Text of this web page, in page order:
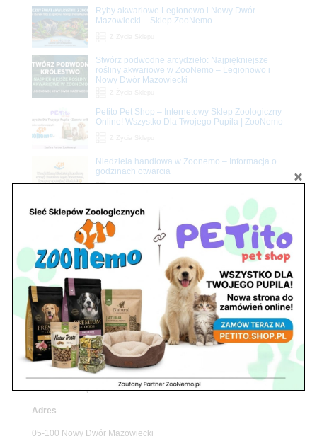
Ryby akwariowe Legionowo i Nowy Dwór
Mazowiecki – Sklep ZooNemo
Stwórz podwodne arcydzieło: Najpiękniejsze
rośliny akwariowe w ZooNemo – Legionowo i
Nowy Dwór Mazowiecki
Petito Pet Shop – Internetowy Sklep Zoologiczny
Online! Wszystko Dla Twojego Pupila | ZooNemo
Niedziela handlowa w Zoonemo – Informacja o
godzinach otwarcia
Znajdź nas
Adres
05-120 Legionowo
ul. Piłsudskiego 31,
pawilon 134
tel./fax. 22 784 71 96
Godziny pracy
pon. – piąt. 10.00 – 19.00
sob. 10.00 – 15.00
Adres
05-100 Nowy Dwór Mazowiecki